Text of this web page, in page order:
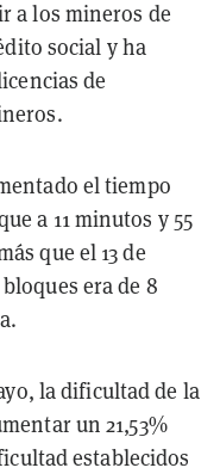
a los mineros de
social y ha
de
el tiempo
a 11 minutos y 55
que el 13 de
era de 8
la dificultad de la
un 21,53%
establecidos